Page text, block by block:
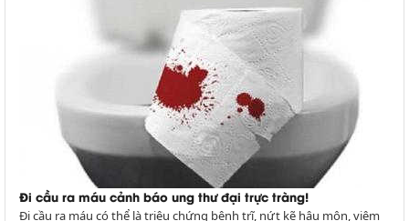
Đi cầu ra máu cảnh báo ung thư đại trực tràng!
Đi cầu ra máu có thể là triệu chứng bệnh trĩ, nứt kẽ hậu môn, viêm